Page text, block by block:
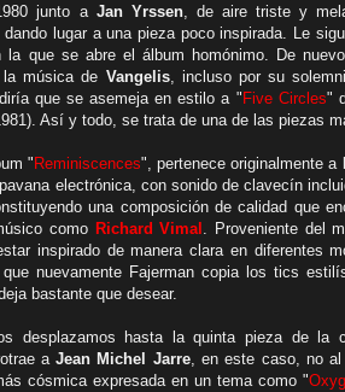
junto a Jan Yrssen, de aire triste y
lugar a una pieza poco inspirada. Le
la que se abre el álbum homónimo. De
música de Vangelis, incluso por su
que se asemeja en estilo a "Five Circles"
Así y todo, se trata de una de las piezas
" Reminiscences", pertenece originalmente
electrónica, con sonido de clavecín
una composición de calidad que
como Richard Vimal . Proveniente del
inspirado de manera clara en diferentes
nuevamente Fajerman copia los tics
bastante que desear.
desplazamos hasta la quinta pieza de la
aJean Michel Jarre, en este caso, no
cósmica expresada en un tema como "